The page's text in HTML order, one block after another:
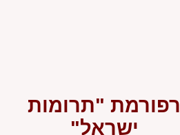
רפורמת "תרומות
ישראל"